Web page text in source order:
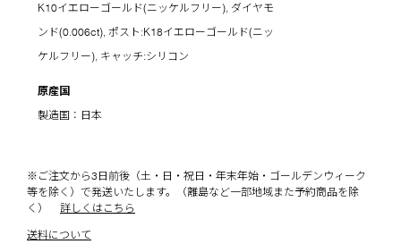
K10イエローゴールド(ニッケルフリー), ダイヤモ
ンド(0.006ct), ポスト:K18イエローゴールド(ニッ
ケルフリー), キャッチ:シリコン
原産国
製造国：日本
※ご注文から3日前後（土・日・祝日・年末年始・ゴールデンウィーク
等を除く）で発送いたします。（離島など一部地域また予約商品を除
く）
詳しくはこちら
送料について